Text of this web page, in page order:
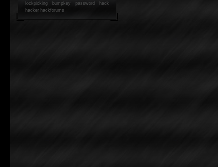
lockpicking bumpkey password hack
hackerhackforums